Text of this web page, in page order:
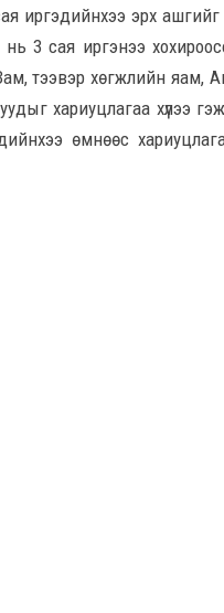
иргэдийнхээ эрх ашгийг
нь 3 сая иргэнээ
тээвэр хөгжлийн яам,
хариуцлагаа хүлээ
өмнөөс